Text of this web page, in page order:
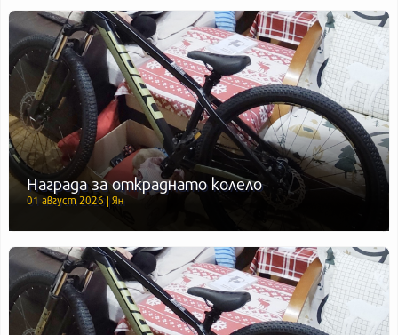
Награда за откраднато колело
01 август 2026 | Ян